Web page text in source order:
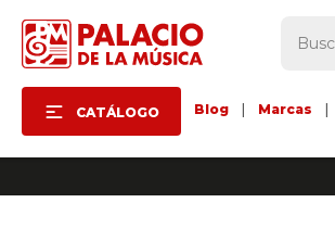
CATÁLOGO Blog Marcas